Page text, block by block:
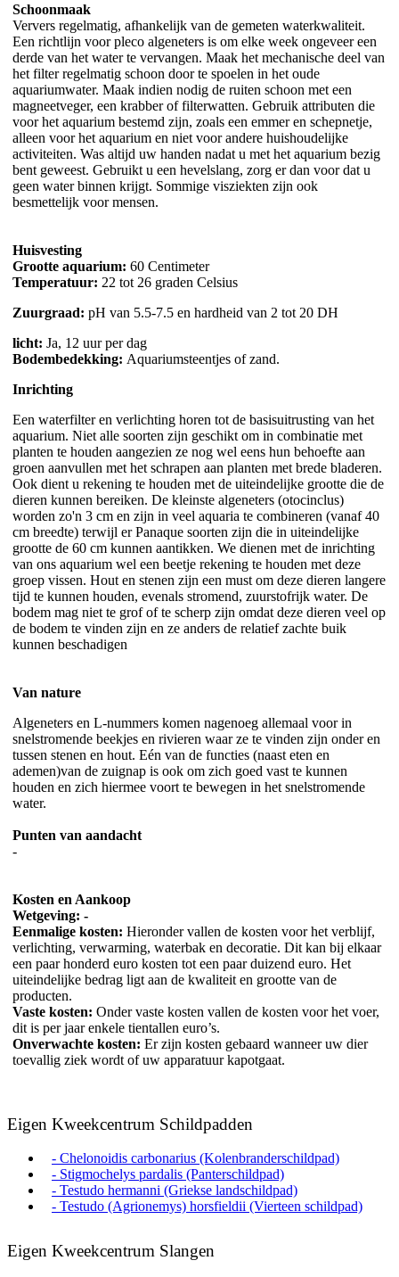
Schoonmaak
Ververs regelmatig, afhankelijk van de gemeten waterkwaliteit.
Een richtlijn voor pleco algeneters is om elke week ongeveer een
derde van het water te vervangen. Maak het mechanische deel van
het filter regelmatig schoon door te spoelen in het oude
aquariumwater. Maak indien nodig de ruiten schoon met een
magneetveger, een krabber of filterwatten. Gebruik attributen die
voor het aquarium bestemd zijn, zoals een emmer en schepnetje,
alleen voor het aquarium en niet voor andere huishoudelijke
activiteiten. Was altijd uw handen nadat u met het aquarium bezig
bent geweest. Gebruikt u een hevelslang, zorg er dan voor dat u
geen water binnen krijgt. Sommige visziekten zijn ook
besmettelijk voor mensen.
Huisvesting
Grootte aquarium: 60 Centimeter
Temperatuur: 22 tot 26 graden Celsius
Zuurgraad: pH van 5.5-7.5 en hardheid van 2 tot 20 DH
licht: Ja, 12 uur per dag
Bodembedekking: Aquariumsteentjes of zand.
Inrichting
Een waterfilter en verlichting horen tot de basisuitrusting van het
aquarium. Niet alle soorten zijn geschikt om in combinatie met
planten te houden aangezien ze nog wel eens hun behoefte aan
groen aanvullen met het schrapen aan planten met brede bladeren.
Ook dient u rekening te houden met de uiteindelijke grootte die de
dieren kunnen bereiken. De kleinste algeneters (otocinclus)
worden zo'n 3 cm en zijn in veel aquaria te combineren (vanaf 40
cm breedte) terwijl er Panaque soorten zijn die in uiteindelijke
grootte de 60 cm kunnen aantikken. We dienen met de inrichting
van ons aquarium wel een beetje rekening te houden met deze
groep vissen. Hout en stenen zijn een must om deze dieren langere
tijd te kunnen houden, evenals stromend, zuurstofrijk water. De
bodem mag niet te grof of te scherp zijn omdat deze dieren veel op
de bodem te vinden zijn en ze anders de relatief zachte buik
kunnen beschadigen
Van nature
Algeneters en L-nummers komen nagenoeg allemaal voor in
snelstromende beekjes en rivieren waar ze te vinden zijn onder en
tussen stenen en hout. Eén van de functies (naast eten en
ademen)van de zuignap is ook om zich goed vast te kunnen
houden en zich hiermee voort te bewegen in het snelstromende
water.
Punten van aandacht
-
Kosten en Aankoop
Wetgeving: -
Eenmalige kosten: Hieronder vallen de kosten voor het verblijf,
verlichting, verwarming, waterbak en decoratie. Dit kan bij elkaar
een paar honderd euro kosten tot een paar duizend euro. Het
uiteindelijke bedrag ligt aan de kwaliteit en grootte van de
producten.
Vaste kosten: Onder vaste kosten vallen de kosten voor het voer,
dit is per jaar enkele tientallen euro’s.
Onverwachte kosten: Er zijn kosten gebaard wanneer uw dier
toevallig ziek wordt of uw apparatuur kapotgaat.
Eigen Kweekcentrum Schildpadden
- Chelonoidis carbonarius (Kolenbranderschildpad)
- Stigmochelys pardalis (Panterschildpad)
- Testudo hermanni (Griekse landschildpad)
- Testudo (Agrionemys) horsfieldii (Vierteen schildpad)
Eigen Kweekcentrum Slangen